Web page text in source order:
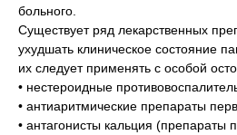
больного.
Существует ряд лекарственных
ухудшать клиническое состояние
их следует применять с особой
• нестероидные
• антиаритмические препараты
• антагонисты кальция (препараты